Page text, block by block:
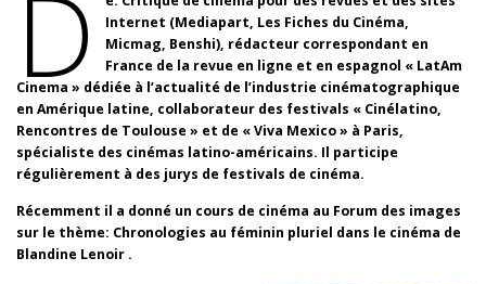
D
Internet (Mediapart, Les Fiches du Cinéma,
Micmag, Benshi), rédacteur correspondant en
France de la revue en ligne et en espagnol « LatAm
Cinema » dédiée à l’actualité de l’industrie cinématographique
en Amérique latine, collaborateur des festivals « Cinélatino,
Rencontres de Toulouse » et de « Viva Mexico » à Paris,
spécialiste des cinémas latino-américains. Il participe
régulièrement à des jurys de festivals de cinéma.
Récemment il a donné un cours de cinéma au Forum des images
sur le thème: Chronologies au féminin pluriel dans le cinéma de
Blandine Lenoir .